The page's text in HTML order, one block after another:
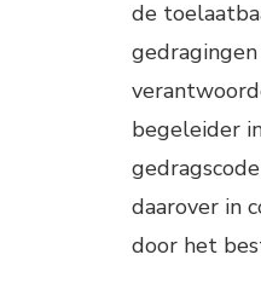
de
begeleider
daarover in
door het